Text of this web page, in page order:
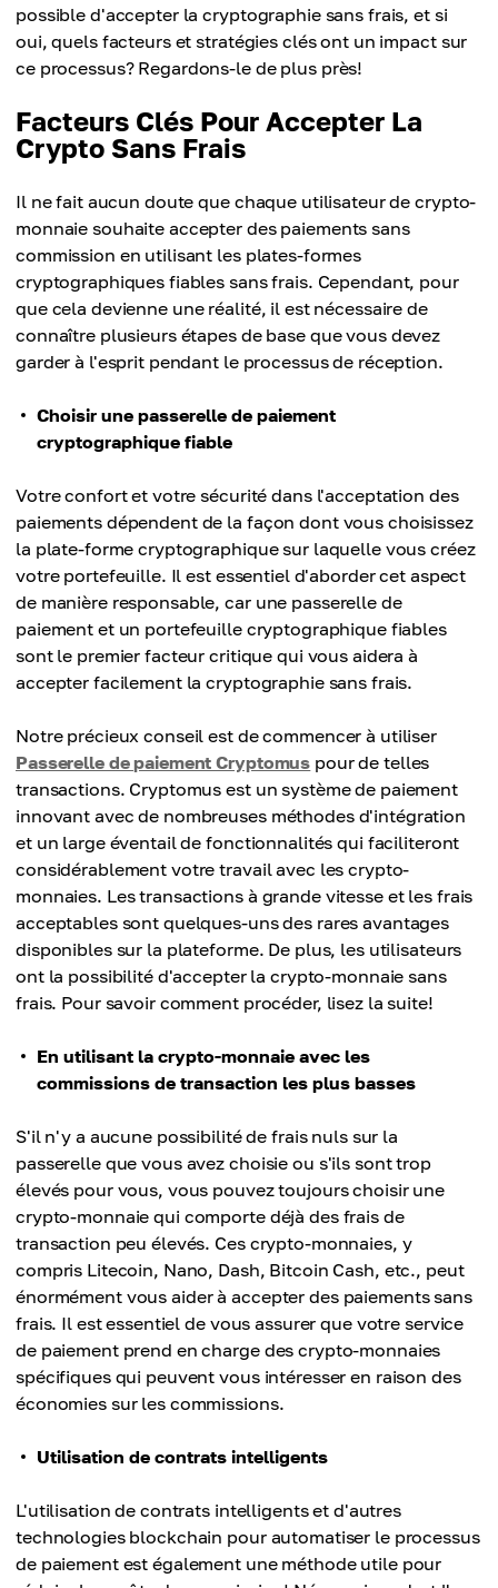
possible d'accepter la cryptographie sans frais, et si
oui, quels facteurs et stratégies clés ont un impact sur
ce processus? Regardons-le de plus près!
Facteurs Clés Pour Accepter La
Crypto Sans Frais
Il ne fait aucun doute que chaque utilisateur de crypto-
monnaie souhaite accepter des paiements sans
commission en utilisant les plates-formes
cryptographiques fiables sans frais. Cependant, pour
que cela devienne une réalité, il est nécessaire de
connaître plusieurs étapes de base que vous devez
garder à l'esprit pendant le processus de réception.
Choisir une passerelle de paiement
cryptographique fiable
Votre confort et votre sécurité dans l'acceptation des
paiements dépendent de la façon dont vous choisissez
la plate-forme cryptographique sur laquelle vous créez
votre portefeuille. Il est essentiel d'aborder cet aspect
de manière responsable, car une passerelle de
paiement et un portefeuille cryptographique fiables
sont le premier facteur critique qui vous aidera à
accepter facilement la cryptographie sans frais.
Notre précieux conseil est de commencer à utiliser
Passerelle de paiement Cryptomus pour de telles
transactions. Cryptomus est un système de paiement
innovant avec de nombreuses méthodes d'intégration
et un large éventail de fonctionnalités qui faciliteront
considérablement votre travail avec les crypto-
monnaies. Les transactions à grande vitesse et les frais
acceptables sont quelques-uns des rares avantages
disponibles sur la plateforme. De plus, les utilisateurs
ont la possibilité d'accepter la crypto-monnaie sans
frais. Pour savoir comment procéder, lisez la suite!
En utilisant la crypto-monnaie avec les
commissions de transaction les plus basses
S'il n'y a aucune possibilité de frais nuls sur la
passerelle que vous avez choisie ou s'ils sont trop
élevés pour vous, vous pouvez toujours choisir une
crypto-monnaie qui comporte déjà des frais de
transaction peu élevés. Ces crypto-monnaies, y
compris Litecoin, Nano, Dash, Bitcoin Cash, etc., peut
énormément vous aider à accepter des paiements sans
frais. Il est essentiel de vous assurer que votre service
de paiement prend en charge des crypto-monnaies
spécifiques qui peuvent vous intéresser en raison des
économies sur les commissions.
Utilisation de contrats intelligents
L'utilisation de contrats intelligents et d'autres
technologies blockchain pour automatiser le processus
de paiement est également une méthode utile pour